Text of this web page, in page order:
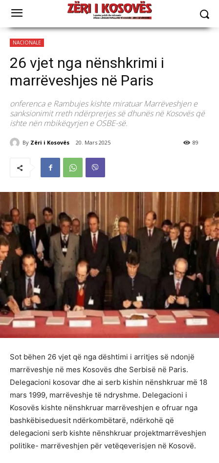
NACIONALE
​26 vjet nga nënshkrimi i
marrëveshjes në Paris
onferenca e Rambujes kishte miratuar Marrëveshjen e
sanksionimit rreth ndërprerjes së dhunës në Kosovës që
ishte nën mbikëqyrjen e OSBE-së.
By Zëri i Kosovës 20. Mars 2025 89
Sot bëhen 26 vjet që nga dështimi i arritjes së ndonjë
marrëveshje në mes Kosovës dhe Serbisë në Paris.
Delegacioni kosovar dhe ai serb kishin nënshkruar më 18
mars 1999, marrëveshje të ndryshme. Delegacioni i
Kosovës kishte nënshkruar marrëveshjen e ofruar nga
bashkëbiseduesit ndërkombëtarë, ndërkohë që
delegacioni serb kishte nënshkruar projektmarrëveshjen
politike- marrëveshjen për vetëqeverisjen në Kosovë.